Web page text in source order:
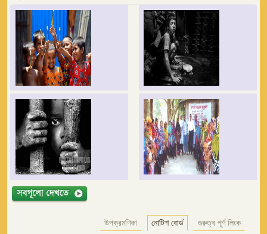
উপক্রমণিকা নোটিশ বোর্ড
গুরুত্ব পূর্ণ লিংক